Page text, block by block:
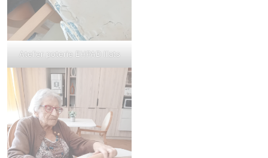
Atelier poterie EHPAD Illats